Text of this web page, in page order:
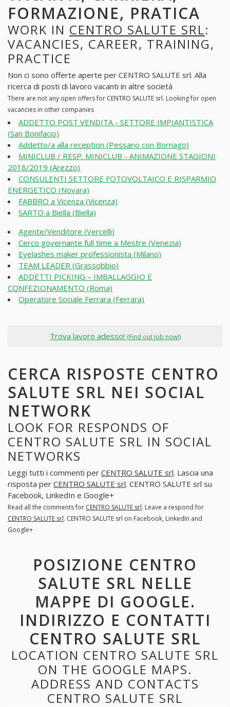
FORMAZIONE, PRATICA
WORK IN CENTRO SALUTE SRL:
VACANCIES, CAREER, TRAINING,
PRACTICE
Non ci sono offerte aperte per CENTRO SALUTE srl. Alla
ricerca di posti di lavoro vacanti in altre società
There are not any open offers for CENTRO SALUTE srl. Looking for open
vacancies in other companies
ADDETTO POST VENDITA - SETTORE IMPIANTISTICA
(San Bonifacio)
Addetto/a alla reception (Pessano con Bornago)
MINICLUB / RESP. MINICLUB - ANIMAZIONE STAGIONI
2018/2019 (Arezzo)
CONSULENTI SETTORE FOTOVOLTAICO E RISPARMIO
ENERGETICO (Novara)
FABBRO a Vicenza (Vicenza)
SARTO a Biella (Biella)
Agente/Venditore (Vercelli)
Cerco governante full time a Mestre (Venezia)
Eyelashes maker professionista (Milano)
TEAM LEADER (Grassobbio)
ADDETTI PICKING – IMBALLAGGIO E
CONFEZIONAMENTO (Roma)
Operatore Sociale Ferrara (Ferrara)
Trova lavoro adesso! (Find out job now!)
CERCA RISPOSTE CENTRO
SALUTE SRL NEI SOCIAL
NETWORK
LOOK FOR RESPONDS OF
CENTRO SALUTE SRL IN SOCIAL
NETWORKS
Leggi tutti i commenti per CENTRO SALUTE srl. Lascia una
risposta per CENTRO SALUTE srl. CENTRO SALUTE srl su
Facebook, LinkedIn e Google+
Read all the comments for CENTRO SALUTE srl. Leave a respond for
CENTRO SALUTE srl. CENTRO SALUTE srl on Facebook, LinkedIn and
Google+
POSIZIONE CENTRO
SALUTE SRL NELLE
MAPPE DI GOOGLE.
INDIRIZZO E CONTATTI
CENTRO SALUTE SRL
LOCATION CENTRO SALUTE SRL
ON THE GOOGLE MAPS.
ADDRESS AND CONTACTS
CENTRO SALUTE SRL